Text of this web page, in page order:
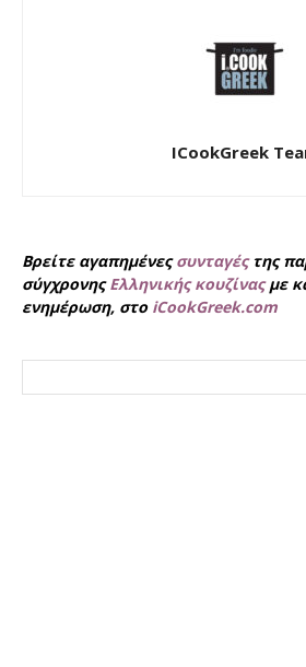
ICookGreek
Βρείτε αγαπημένεςσυνταγέςτης
σύγχρονηςΕλληνικής κουζίναςμε
ενημέρωση, στο iCookGreek.com